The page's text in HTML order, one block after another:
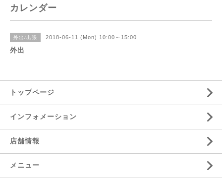
カレンダー
外出/出張 2018-06-11 (Mon) 10:00～15:00
外出
トップページ
インフォメーション
店舗情報
メニュー